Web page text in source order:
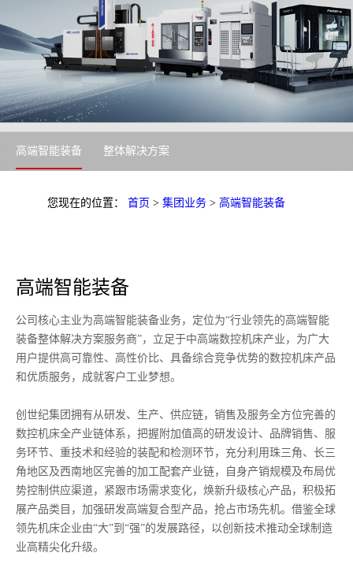
高端智能装备 整体解决方案
您现在的位置： 首页 > 集团业务 > 高端智能装备
高端智能装备
公司核心主业为高端智能装备业务，定位为“行业领先的高端智能
装备整体解决方案服务商”，立足于中高端数控机床产业，为广大
用户提供高可靠性、高性价比、具备综合竞争优势的数控机床产品
和优质服务，成就客户工业梦想。
创世纪集团拥有从研发、生产、供应链，销售及服务全方位完善的
数控机床全产业链体系，把握附加值高的研发设计、品牌销售、服
务环节、重技术和经验的装配和检测环节，充分利用珠三角、长三
角地区及西南地区完善的加工配套产业链，自身产销规模及布局优
势控制供应渠道，紧跟市场需求变化，焕新升级核心产品，积极拓
展产品类目，加强研发高端复合型产品，抢占市场先机。借鉴全球
领先机床企业由“大”到“强”的发展路径，以创新技术推动全球制造
业高精尖化升级。